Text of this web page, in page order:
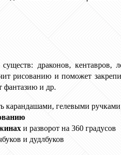
драконов,
рисованию и поможет
фантазию и др.
карандашами, гелевыми
и разворот на 360 градусов
и дудлбуков